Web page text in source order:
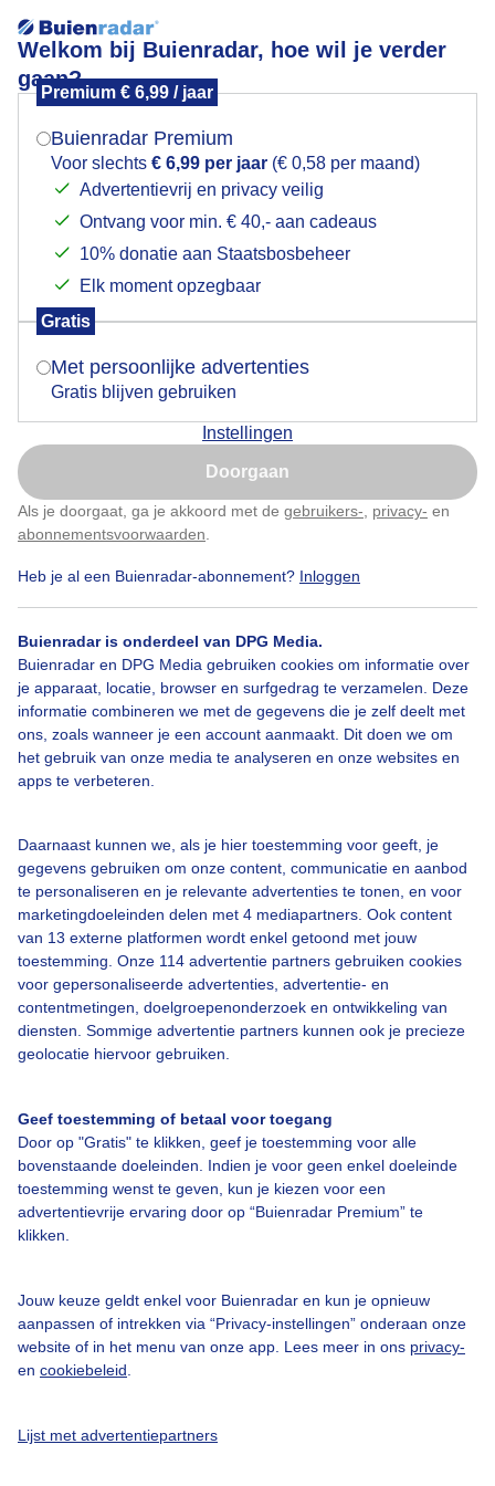
Welkom bij Buienradar, hoe wil je verder
gaan?
Premium € 6,99 / jaar
Buienradar Premium
Voor slechts € 6,99 per jaar (€ 0,58 per maand)
Advertentievrij en privacy veilig
Ontvang voor min. € 40,- aan cadeaus
10% donatie aan Staatsbosbeheer
Elk moment opzegbaar
Gratis
Met persoonlijke advertenties
Gratis blijven gebruiken
Instellingen
Doorgaan
Als je doorgaat, ga je akkoord met de gebruikers- privacy- en
abonnementsvoorwaarden
Heb je al een Buienradar-abonnement? Inloggen
Buienradar is onderdeel van DPG Media.
Buienradar en DPG Media gebruiken cookies om informatie over
je apparaat, locatie, browser en surfgedrag te verzamelen. Deze
informatie combineren we met de gegevens die je zelf deelt met
ons, zoals wanneer je een account aanmaakt. Dit doen we om
het gebruik van onze media te analyseren en onze websites en
apps te verbeteren.
Daarnaast kunnen we, als je hier toestemming voor geeft, je
gegevens gebruiken om onze content, communicatie en aanbod
te personaliseren en je relevante advertenties te tonen, en voor
marketingdoeleinden delen met 4 mediapartners. Ook content
van 13 externe platformen wordt enkel getoond met jouw
toestemming. Onze 114 advertentie partners gebruiken cookies
voor gepersonaliseerde advertenties, advertentie- en
contentmetingen, doelgroepenonderzoek en ontwikkeling van
diensten. Sommige advertentie partners kunnen ook je precieze
geolocatie hiervoor gebruiken.
Geef toestemming of betaal voor toegang
Door op "Gratis" te klikken, geef je toestemming voor alle
bovenstaande doeleinden. Indien je voor geen enkel doeleinde
toestemming wenst te geven, kun je kiezen voor een
advertentievrije ervaring door op “Buienradar Premium” te
klikken.
Jouw keuze geldt enkel voor Buienradar en kun je opnieuw
aanpassen of intrekken via “Privacy-instellingen” onderaan onze
website of in het menu van onze app. Lees meer in ons privacy-
en cookiebeleid
Lijst met advertentiepartners
gelukt voor de regen is de mais eraf.
de mais eraf voor het regent.
Mais Eraf Voor Regen Er Is Wolken
Bekijk slideshow
Een moment geduld aub...
Bedrijfsgegevens
Veelgestelde vragen
Contact
Adverteren
Buienradar Team
Cookie beleid
Mogen we je locatie gebruiken voor het
Indien je hier nog geen akkoord op hebt gegeven,
verschijnt er zo een pop-up uit je browser waarin
Is goed, toon de popup
Nu niet, misschien later
Klik hierom dit aan te passen